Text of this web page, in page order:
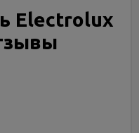
Electrolux